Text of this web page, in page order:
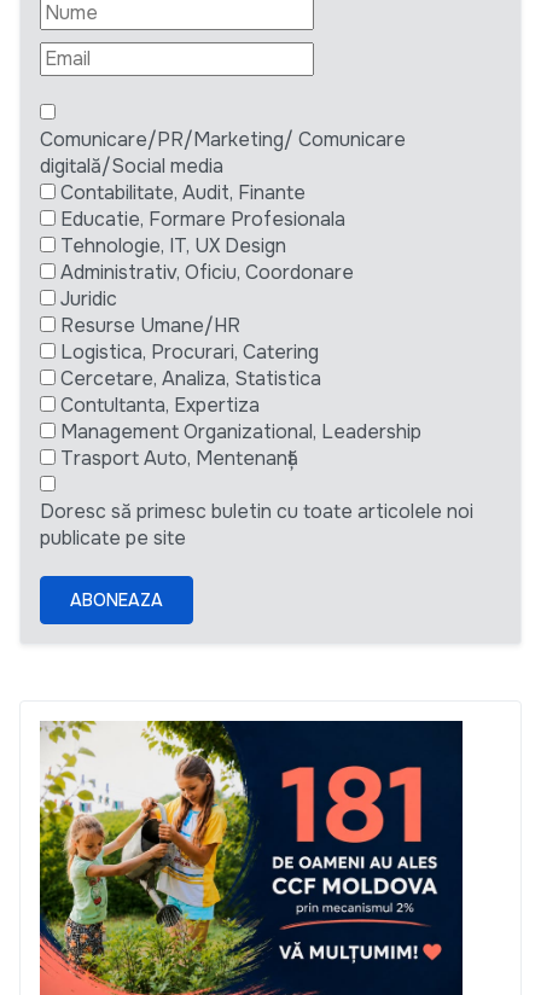
Comunicare/PR/Marketing/ Comunicare
digitală/Social media
Contabilitate, Audit, Finante
Educatie, Formare Profesionala
Tehnologie, IT, UX Design
Administrativ, Oficiu, Coordonare
Juridic
Resurse Umane/HR
Logistica, Procurari, Catering
Cercetare, Analiza, Statistica
Contultanta, Expertiza
Management Organizational, Leadership
Trasport Auto, Mentenanță
Doresc să primesc buletin cu toate articolele noi
publicate pe site
ABONEAZA